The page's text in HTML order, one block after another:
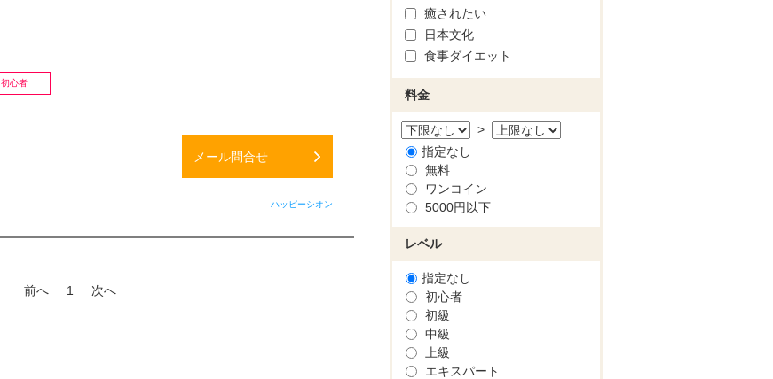
初心者
メール問合せ
ハッピーシオン
前へ 1 次へ
癒されたい
日本文化
食事ダイエット
料金
>
指定なし
無料
ワンコイン
5000円以下
レベル
指定なし
初心者
初級
中級
上級
エキスパート